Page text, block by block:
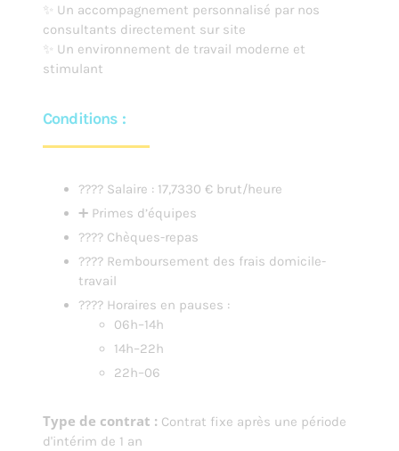
✨ Un accompagnement personnalisé par nos
consultants directement sur site
✨ Un environnement de travail moderne et
stimulant
Conditions :
???? Salaire : 17,7330 € brut/heure
➕ Primes d’équipes
????️ Chèques-repas
???? Remboursement des frais domicile-
travail
???? Horaires en pauses :
06h–14h
14h–22h
22h–06
Type de contrat : Contrat fixe après une période
d'intérim de 1 an